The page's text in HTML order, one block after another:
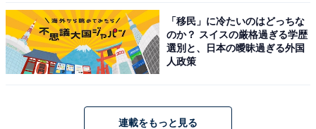
「移民」に冷たいのはどっちな
のか？ スイスの厳格過ぎる学歴
選別と、日本の曖昧過ぎる外国
人政策
連載をもっと見る